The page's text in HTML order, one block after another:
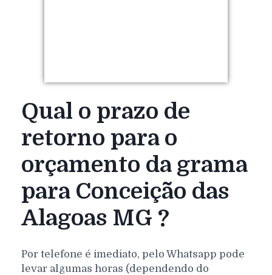
Qual o prazo de
retorno para o
orçamento da grama
para Conceição das
Alagoas MG ?
Por telefone é imediato, pelo Whatsapp pode
levar algumas horas (dependendo do